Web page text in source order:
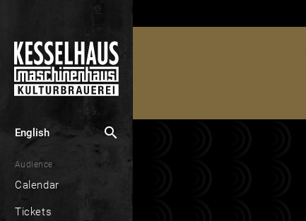
English search
Audience
Calendar
Tickets